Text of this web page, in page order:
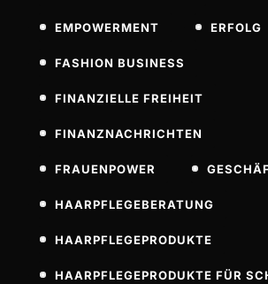
EMPOWERMENT ERFOLG
FASHION BUSINESS
FINANZIELLE FREIHEIT
FINANZNACHRICHTEN
FRAUENPOWER
HAARPFLEGEBERATUNG
HAARPFLEGEPRODUKTE
HAARPFLEGEPRODUKTE FÜR